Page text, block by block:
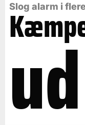
Slog alarm i